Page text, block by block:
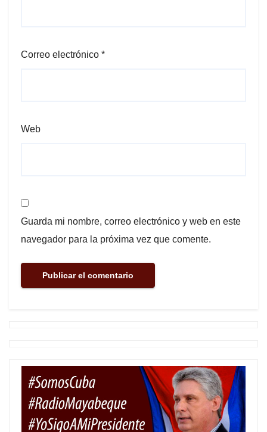
Correo electrónico *
Web
Guarda mi nombre, correo electrónico y web en este
navegador para la próxima vez que comente.